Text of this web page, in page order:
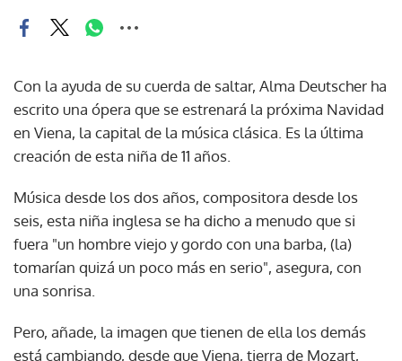
Con la ayuda de su cuerda de saltar, Alma Deutscher ha
escrito una ópera que se estrenará la próxima Navidad
en Viena, la capital de la música clásica. Es la última
creación de esta niña de 11 años.
Música desde los dos años, compositora desde los
seis, esta niña inglesa se ha dicho a menudo que si
fuera "un hombre viejo y gordo con una barba, (la)
tomarían quizá un poco más en serio", asegura, con
una sonrisa.
Pero, añade, la imagen que tienen de ella los demás
está cambiando, desde que Viena, tierra de Mozart,